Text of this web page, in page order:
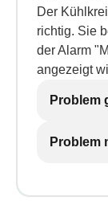
Der
richtig. Sie
der Alarm
angezeigt
Problem
Problem